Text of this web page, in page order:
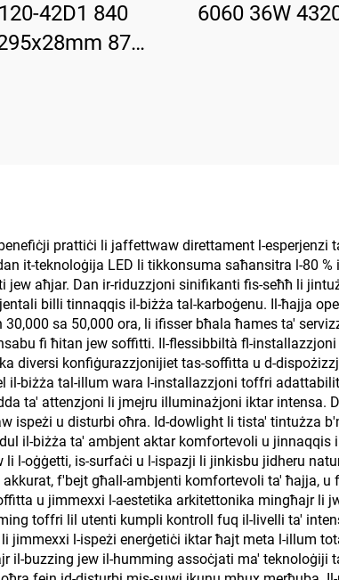
42D1 840
87
6060 36W
prattiċi li jaffettwaw direttament l-esperjenzi
it-teknoloġija LED li tikkonsuma saħansitra l-80 %
aħjar. Dan ir-riduzzjoni sinifikanti fis-seħħ li
billi tinnaqqis il-biżża tal-karboġenu. Il-ħajja
sa 50,000 ora, li ifisser bħala ħames ta'
fi ħitan jew soffitti. Il-flessibbiltà fl-
diversi konfiġurazzjonijiet tas-soffitta u d-
il-biżża tal-illum wara l-installazzjoni toffri
ta' attenzjoni li jmejru illuminażjoni iktar intensa.
ispeżi u disturbi oħra. Id-dowlight li tista' tintużza
il-biżża ta' ambjent aktar komfortevoli u jinnaqqis
l-oġġetti, is-surfaċi u l-ispazji li jinkisbu jidheru
f'bejt għall-ambjenti komfortevoli ta' ħajja, u
u jimmexxi l-aestetika arkitettonika mingħajr li
toffri lil utenti kumpli kontroll fuq il-livelli ta'
jimmexxi l-ispeżi enerġetiċi iktar ħajt meta l-illum
il-buzzing jew il-humming assoċjati ma' teknoloġiji